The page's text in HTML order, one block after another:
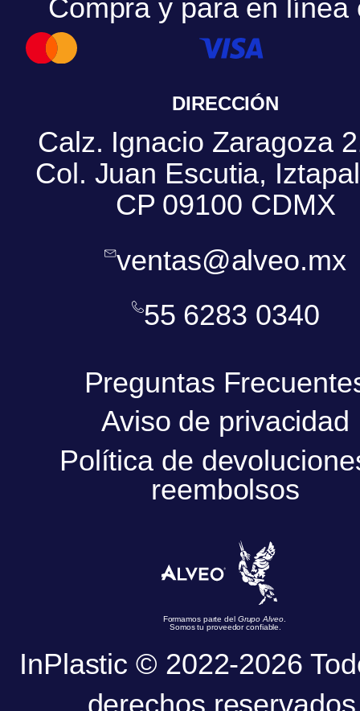
Compra y para en línea
DIRECCIÓN
Calz. Ignacio Zaragoza
Col. Juan Escutia,
CP 09100 CDMX
ventas@alveo.mx
55 6283 0340
Preguntas
Aviso de privacidad
Política de
reembolsos
Formamos parte del Grupo Alveo.
Somos tu proveedor confiable.
InPlastic © 2022-2026
derechos